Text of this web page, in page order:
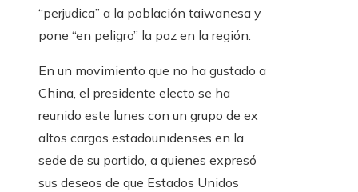
“perjudica” a la población taiwanesa y
pone “en peligro” la paz en la región.
En un movimiento que no ha gustado a
China, el presidente electo se ha
reunido este lunes con un grupo de ex
altos cargos estadounidenses en la
sede de su partido, a quienes expresó
sus deseos de que Estados Unidos